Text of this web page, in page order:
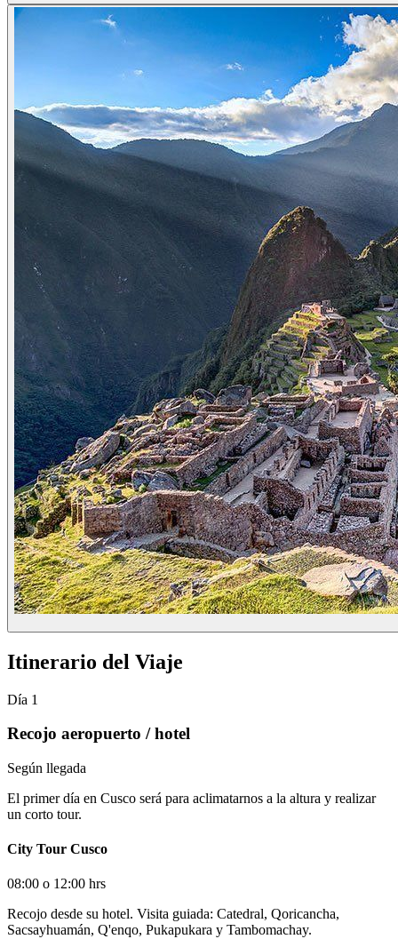
Itinerario del Viaje
Día 1
Recojo aeropuerto / hotel
Según llegada
El primer día en Cusco será para aclimatarnos a la altura y realizar
un corto tour.
City Tour Cusco
08:00 o 12:00 hrs
Recojo desde su hotel. Visita guiada: Catedral, Qoricancha,
Sacsayhuamán, Q'enqo, Pukapukara y Tambomachay.